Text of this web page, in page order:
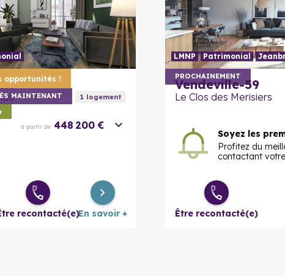
opportunités !
MAINTENANT
En savoir plus
1logement
à partir de 448 200 €
recontacté(e)En savoir +
PROCHAINEMENT
LMNP Patrimonial
Vendeville-59
Le Clos des Merisiers
Soyez les
Profitez du
contactant
Être recontacté(e)